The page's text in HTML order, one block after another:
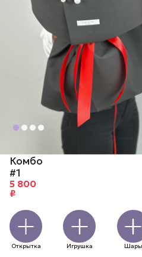
Комбо
#1
5 800
₽
Открытка Игрушка Шары